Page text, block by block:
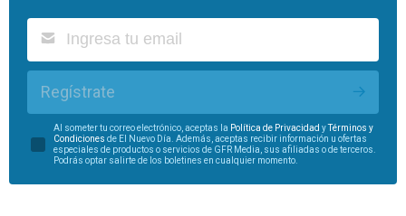
Regístrate
Al someter tu correo electrónico, aceptas la Política de Privacidad yTérminos y
Condiciones de El Nuevo Día. Además, aceptas recibir información u ofertas
especiales de productos o servicios de GFR Media, sus afiliadas o de terceros.
Podrás optar salirte de los boletines en cualquier momento.